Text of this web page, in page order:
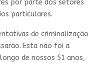
por parte dos setores
particulares.
de criminalização
Esta não foi a
de nossos 51 anos,